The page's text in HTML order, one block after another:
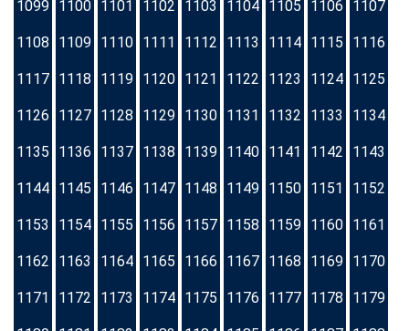
1099 1100 1101 1102 1103 1104 1105 1106 1107
1108 1109 1110 1111 1112 1113 1114 1115 1116
1117 1118 1119 1120 1121 1122 1123 1124 1125
1126 1127 1128 1129 1130 1131 1132 1133 1134
1135 1136 1137 1138 1139 1140 1141 1142 1143
1144 1145 1146 1147 1148 1149 1150 1151 1152
1153 1154 1155 1156 1157 1158 1159 1160 1161
1162 1163 1164 1165 1166 1167 1168 1169 1170
1171 1172 1173 1174 1175 1176 1177 1178 1179